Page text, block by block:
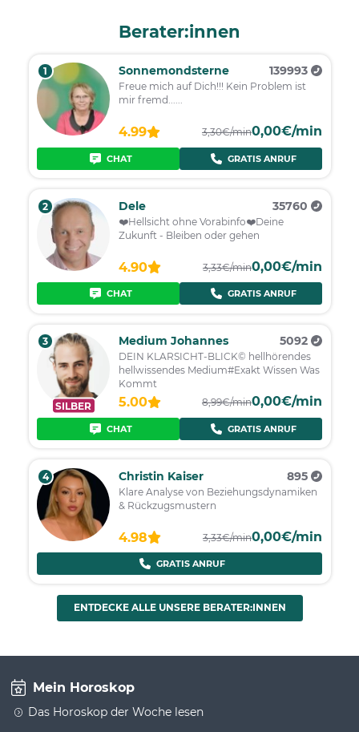
Berater:innen
1 Sonnemondsterne 139993
Freue mich auf Dich!!! Kein Problem ist
mir fremd......
4.99 3,30€/min0,00€/min
CHAT GRATIS ANRUF
2 Dele 35760
❤️️Hellsicht ohne Vorabinfo❤️️Deine
Zukunft - Bleiben oder gehen
4.90 3,33€/min0,00€/min
CHAT GRATIS ANRUF
SILBER
3 Medium Johannes 5092
DEIN KLARSICHT-BLICK© hellhörendes
hellwissendes Medium#Exakt Wissen Was
Kommt
5.00 8,99€/min0,00€/min
CHAT GRATIS ANRUF
4 Christin Kaiser 895
Klare Analyse von Beziehungsdynamiken
& Rückzugsmustern
4.98 3,33€/min0,00€/min
GRATIS ANRUF
ENTDECKE ALLE UNSERE BERATER:INNEN
Mein Horoskop
Das Horoskop der Woche lesen